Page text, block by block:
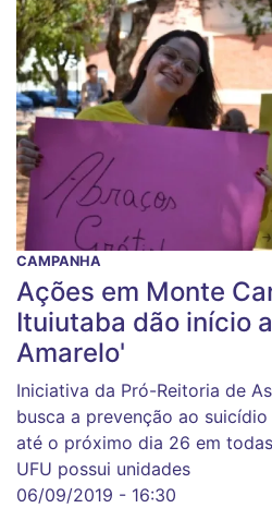
CAMPANHA
Ações em Monte
Ituiutaba dão início
Amarelo'
Iniciativa da Pró-Reitoria de
busca a prevenção ao
até o próximo dia 26 em
UFU possui unidades
06/09/2019 - 16:30